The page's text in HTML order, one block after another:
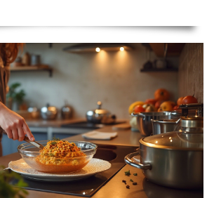
функциональным местом.
понять варианты товаров и
выбор.